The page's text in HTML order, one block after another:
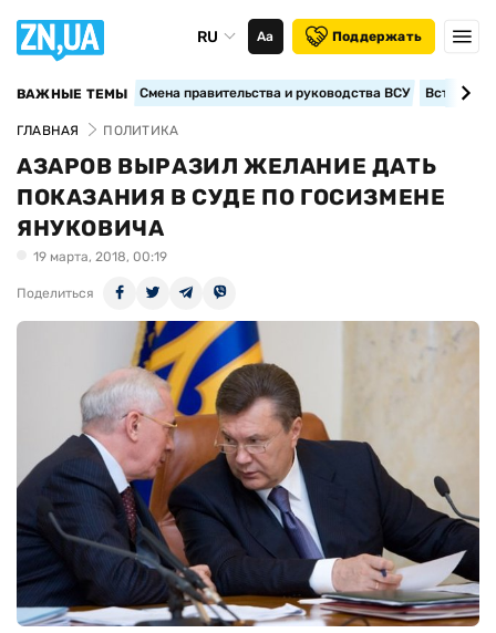
RU Аа Поддержать
ВАЖНЫЕ ТЕМЫ Смена правительства и руководства ВСУ
ГЛАВНАЯ ПОЛИТИКА
АЗАРОВ ВЫРАЗИЛ ЖЕЛАНИЕ ДАТЬ
ПОКАЗАНИЯ В СУДЕ ПО ГОСИЗМЕНЕ
ЯНУКОВИЧА
19 марта, 2018, 00:19
Поделиться